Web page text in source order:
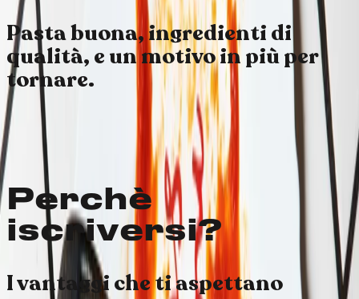
Pasta buona, ingredienti di
qualità, e un motivo in più per
tornare.
ScrollCardWImage
background=carmine • variant=grid • cards=4
Perchè
iscriversi?
I vantaggi che ti aspettano